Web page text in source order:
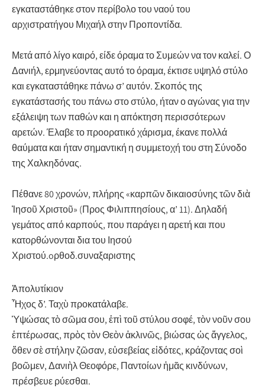
εγκαταστάθηκε στον περίβολο του ναού του
αρχιστρατήγου Μιχαήλ στην Προποντίδα.
Μετά από λίγο καιρό, είδε όραμα το Συμεών να τον καλεί. Ο
Δανιήλ, ερμηνεύοντας αυτό το όραμα, έκτισε υψηλό στύλο
και εγκαταστάθηκε πάνω σ’ αυτόν. Σκοπός της
εγκατάστασής του πάνω στο στύλο, ήταν ο αγώνας για την
εξάλειψη των παθών και η απόκτηση περισσότερων
αρετών. Έλαβε το προορατικό χάρισμα, έκανε πολλά
θαύματα και ήταν σημαντική η συμμετοχή του στη Σύνοδο
της Χαλκηδόνας.
Πέθανε 80 χρονών, πλήρης «καρπῶν δικαιοσύνης τῶν διὰ
Ἰησοῦ Χριστοῦ» (Προς Φιλιππησίους, α’ 11). Δηλαδή
γεμάτος από καρπούς, που παράγει η αρετή και που
κατορθώνονται δια του Ιησού
Χριστού.oρθοδ.συναξαριστης
Ἀπολυτίκιον
Ἦχος δ’. Ταχὺ προκατάλαβε.
Ὑψώσας τὸ σῶμα σου, ἐπὶ τοῦ στύλου σοφέ, τὸν νοῦν σου
ἐπτέρωσας, πρὸς τὸν Θεὸν ἀκλινῶς, βιώσας ὡς ἄγγελος,
ὅθεν σὲ στήλην ζῶσαν, εὐσεβείας εἰδότες, κράζοντας σοὶ
βοῶμεν, Δανιὴλ Θεοφόρε, Παντοίων ἠμᾶς κινδύνων,
πρέσβευε ρύεσθαι.